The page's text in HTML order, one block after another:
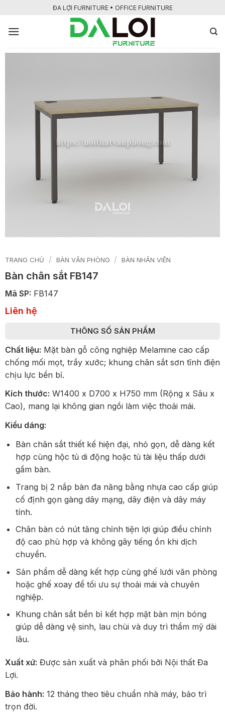
nội
ĐA LỢI FURNITURE • OFFICE FURNITURE
TRANG CHỦ / BÀN VĂN PHÒNG / BÀN NHÂN VIÊN
Bàn chân sắt FB147
Mã SP: FB147
Liên hệ
THÔNG SỐ SẢN PHẨM
Chất liệu: Mặt bàn gỗ công nghiệp Melamine cao cấp
chống mối mọt, trầy xước; khung chân sắt sơn tĩnh điện
chịu lực bền bỉ.
Kích thước: W1400 x D700 x H750 mm (Rộng x Sâu x
Cao), mang lại không gian ngồi làm việc thoải mái.
Kiểu dáng:
Bàn chân sắt thiết kế hiện đại, nhỏ gọn, dễ dàng kết
hợp cùng hộc tủ di động hoặc tủ tài liệu thấp dưới
gầm bàn.
Trang bị 2 nắp bàn đa năng bằng nhựa cao cấp giúp
cố định gọn gàng dây mạng, dây điện và dây máy
tính.
Chân bàn có nút tăng chỉnh tiện lợi giúp điều chỉnh
độ cao phù hợp và không gây tiếng ồn khi dịch
chuyển.
Sản phẩm dễ dàng kết hợp cùng ghế lưới văn phòng
hoặc ghế xoay để tối ưu sự thoải mái và chuyên
nghiệp.
Khung chân sắt bền bỉ kết hợp mặt bàn mịn bóng
giúp dễ dàng vệ sinh, lau chùi và duy trì thẩm mỹ dài
lâu.
Xuất xứ: Được sản xuất và phân phối bởi Nội thất Đa
Lợi.
Bảo hành: 12 tháng theo tiêu chuẩn nhà máy, bảo trì
trọn đời.